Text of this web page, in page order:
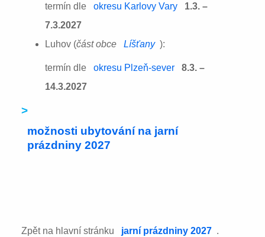
termín dle okresu Karlovy Vary
1.3. –
7.3.2027
Luhov (část obce Líšťany ):
termín dle okresu Plzeň-sever
8.3. –
14.3.2027
>
možnosti ubytování na jarní
prázdniny 2027
Zpět na hlavní stránku jarní prázdniny 2027 .